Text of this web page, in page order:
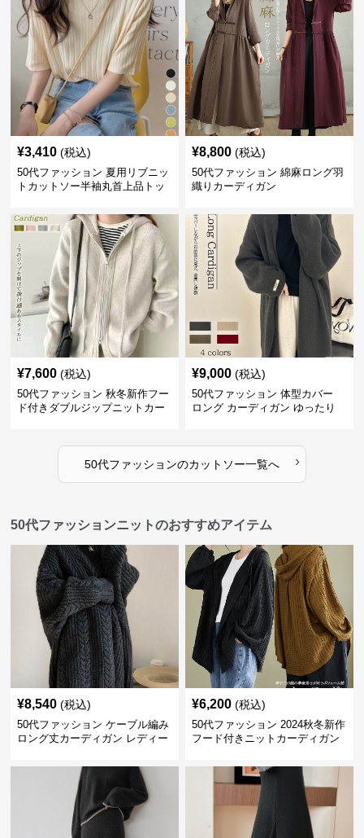
¥3,410 (税込)
50代ファッション 夏用リブニッ
トカットソー半袖丸首上品トッ
¥8,800 (税込)
50代ファッション 綿麻ロング羽
織りカーディガン
¥7,600 (税込)
50代ファッション 秋冬新作フー
ド付きダブルジップニットカー
¥9,000 (税込)
50代ファッション 体型カバー
ロング カーディガン ゆったり
50代ファッションのカットソー一覧へ ›
50代ファッションニットのおすすめアイテム
¥8,540 (税込)
50代ファッション ケーブル編み
ロング丈カーディガン レディー
¥6,200 (税込)
50代ファッション 2024秋冬新作
フード付きニットカーディガン